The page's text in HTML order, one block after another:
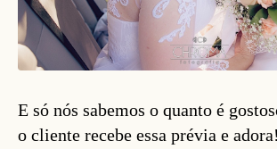
E só nós sabemos o quanto é
o cliente recebe essa prévia e